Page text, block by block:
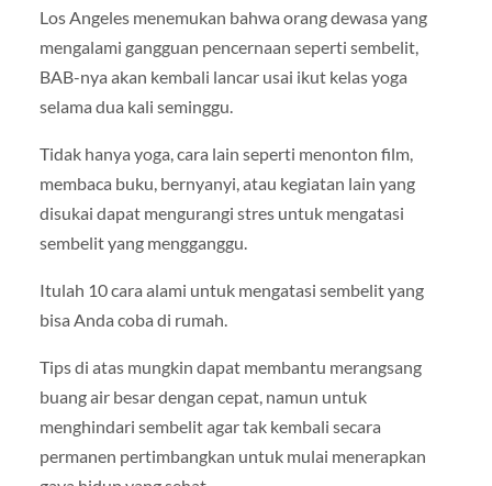
Los Angeles menemukan bahwa orang dewasa yang
mengalami gangguan pencernaan seperti sembelit,
BAB-nya akan kembali lancar usai ikut kelas yoga
selama dua kali seminggu.
Tidak hanya yoga, cara lain seperti menonton film,
membaca buku, bernyanyi, atau kegiatan lain yang
disukai dapat mengurangi stres untuk mengatasi
sembelit yang mengganggu.
Itulah 10 cara alami untuk mengatasi sembelit yang
bisa Anda coba di rumah.
Tips di atas mungkin dapat membantu merangsang
buang air besar dengan cepat, namun untuk
menghindari sembelit agar tak kembali secara
permanen pertimbangkan untuk mulai menerapkan